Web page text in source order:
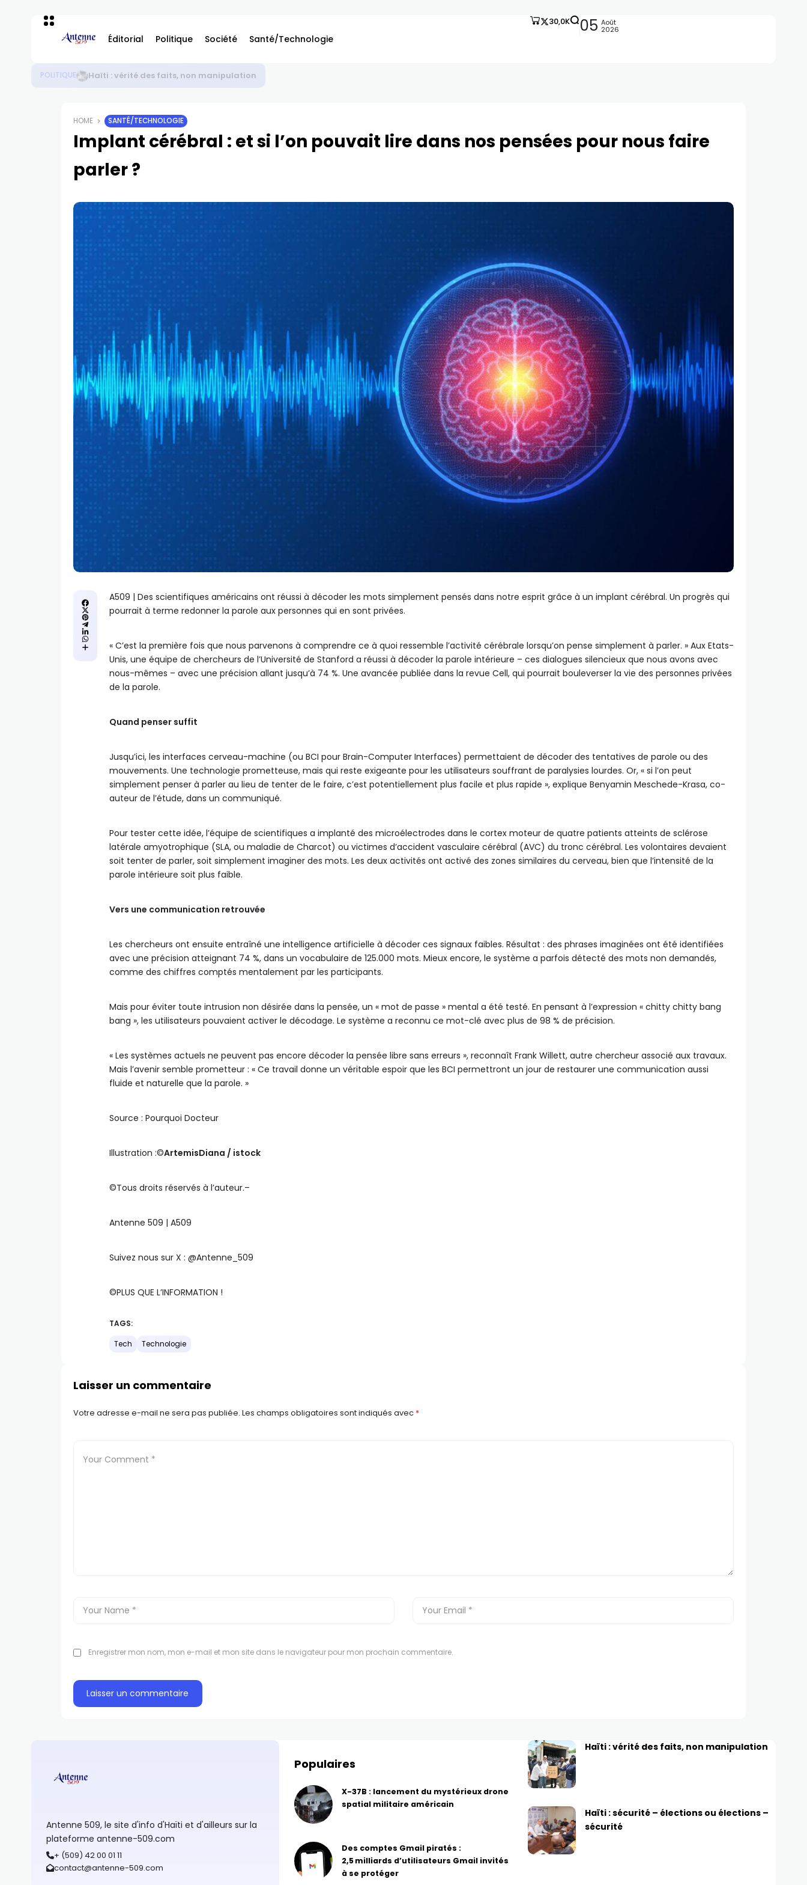
Éditorial Politique Société Santé/Technologie
30,0K 05 Août
2026
POLITIQUE Haïti : sécurité – élections ou élections – sécurité
HOME SANTÉ/TECHNOLOGIE
Implant cérébral : et si l’on pouvait lire dans nos pensées pour nous faire
parler ?
A509 | Des scientifiques américains ont réussi à décoder les mots simplement pensés dans notre esprit grâce à un implant cérébral. Un progrès qui
pourrait à terme redonner la parole aux personnes qui en sont privées.
« C’est la première fois que nous parvenons à comprendre ce à quoi ressemble l’activité cérébrale lorsqu’on pense simplement à parler. » Aux Etats-
Unis, une équipe de chercheurs de l’Université de Stanford a réussi à décoder la parole intérieure – ces dialogues silencieux que nous avons avec
nous-mêmes – avec une précision allant jusqu’à 74 %. Une avancée publiée dans la revue Cell, qui pourrait bouleverser la vie des personnes privées
de la parole.
Quand penser suffit
Jusqu’ici, les interfaces cerveau-machine (ou BCI pour Brain-Computer Interfaces) permettaient de décoder des tentatives de parole ou des
mouvements. Une technologie prometteuse, mais qui reste exigeante pour les utilisateurs souffrant de paralysies lourdes. Or, « si l’on peut
simplement penser à parler au lieu de tenter de le faire, c’est potentiellement plus facile et plus rapide », explique Benyamin Meschede-Krasa, co-
auteur de l’étude, dans un communiqué.
Pour tester cette idée, l’équipe de scientifiques a implanté des microélectrodes dans le cortex moteur de quatre patients atteints de sclérose
latérale amyotrophique (SLA, ou maladie de Charcot) ou victimes d’accident vasculaire cérébral (AVC) du tronc cérébral. Les volontaires devaient
soit tenter de parler, soit simplement imaginer des mots. Les deux activités ont activé des zones similaires du cerveau, bien que l’intensité de la
parole intérieure soit plus faible.
Vers une communication retrouvée
Les chercheurs ont ensuite entraîné une intelligence artificielle à décoder ces signaux faibles. Résultat : des phrases imaginées ont été identifiées
avec une précision atteignant 74 %, dans un vocabulaire de 125.000 mots. Mieux encore, le système a parfois détecté des mots non demandés,
comme des chiffres comptés mentalement par les participants.
Mais pour éviter toute intrusion non désirée dans la pensée, un « mot de passe » mental a été testé. En pensant à l’expression « chitty chitty bang
bang », les utilisateurs pouvaient activer le décodage. Le système a reconnu ce mot-clé avec plus de 98 % de précision.
« Les systèmes actuels ne peuvent pas encore décoder la pensée libre sans erreurs », reconnaît Frank Willett, autre chercheur associé aux travaux.
Mais l’avenir semble prometteur : « Ce travail donne un véritable espoir que les BCI permettront un jour de restaurer une communication aussi
fluide et naturelle que la parole. »
Source : Pourquoi Docteur
Illustration :©️ArtemisDiana / istock
©️Tous droits réservés à l’auteur.–
Antenne 509 | A509
Suivez nous sur X : @Antenne_509
©️PLUS QUE L’INFORMATION !
TAGS:
Tech Technologie
Laisser un commentaire
Votre adresse e-mail ne sera pas publiée. Les champs obligatoires sont indiqués avec *
Enregistrer mon nom, mon e-mail et mon site dans le navigateur pour mon prochain commentaire.
Antenne 509, le site d'info d'Haïti et d'ailleurs sur la
plateforme antenne-509.com
+ (509) 42 00 01 11
contact@antenne-509.com
Populaires
X-37B : lancement du mystérieux drone
spatial militaire américain
Des comptes Gmail piratés :
2,5 milliards d’utilisateurs Gmail invités
à se protéger
Haïti : vérité des faits, non manipulation
Haïti : sécurité – élections ou élections –
sécurité